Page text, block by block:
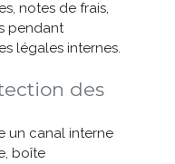
notes de frais,
pendant
légales internes.
des
un canal interne
boîte